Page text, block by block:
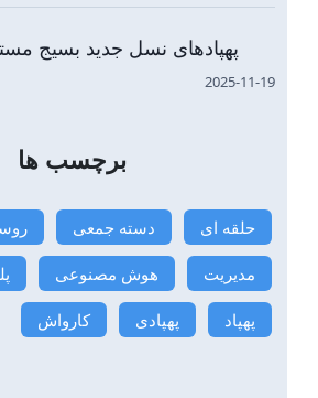
پهپادهای نسل جدید بسیج
2025-11-19
برچسب ها
حلقه ای دسته جمعی
مدیریت هوش مصنوعی
پهپاد پهپادی کارواش